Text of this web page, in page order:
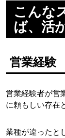
こんな
ば、活
営業経験
営業経験者が営
に頼もしい存在
業種が違ったと